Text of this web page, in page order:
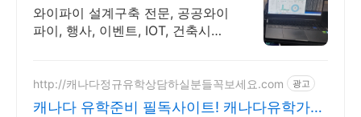
1:1 맞춤 상담 및 견적
와이파이 설계구축 전문, 공공와이
파이, 행사, 이벤트, IOT, 건축시설
스 보유
http://캐나다정규유학상담하실분들꼭보세요.com 광고
캐나다 유학준비 필독사이트! 캐나다유학가실